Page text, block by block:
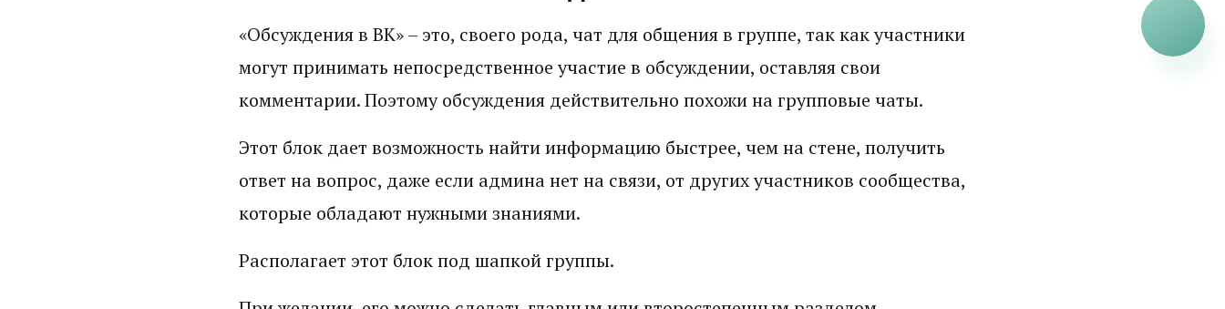
«Обсуждения в ВК» – это, своего рода, чат для общения в группе, так как участники
могут принимать непосредственное участие в обсуждении, оставляя свои
комментарии. Поэтому обсуждения действительно похожи на групповые чаты.
Этот блок дает возможность найти информацию быстрее, чем на стене, получить
ответ на вопрос, даже если админа нет на связи, от других участников сообщества,
которые обладают нужными знаниями.
Располагает этот блок под шапкой группы.